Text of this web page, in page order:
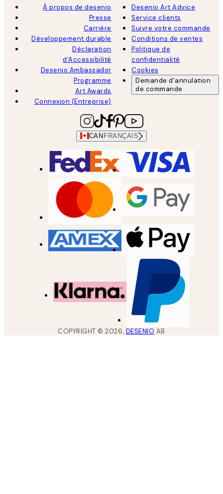
À propos de desenio
Presse
Carrière
Développement durable
Déclaration
d'Accessibilité
Desenio Ambassador
Programme
Art Awards
Connexion (Entreprise)
Desenio Art Advice
Service clients
Suivre votre commande
Conditions de ventes
Politique de
confidentialité
Cookies
Demande d'annulation
de commande
CAN FRANÇAIS
COPYRIGHT ©2026, DESENIO AB